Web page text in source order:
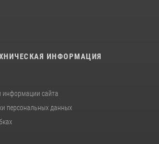
ИНФОРМАЦИЯ
информации сайта
персональных данных